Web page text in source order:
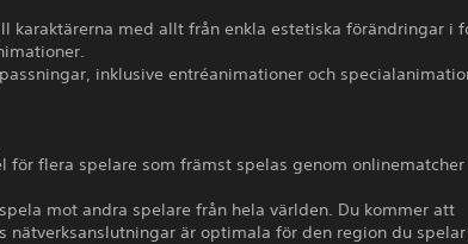
karaktärerna med allt från enkla estetiska förändringar i
inklusive entréanimationer och
för flera spelare som främst spelas genom onlinematcher
mot andra spelare från hela världen. Du kommer att
nätverksanslutningar är optimala för den region du